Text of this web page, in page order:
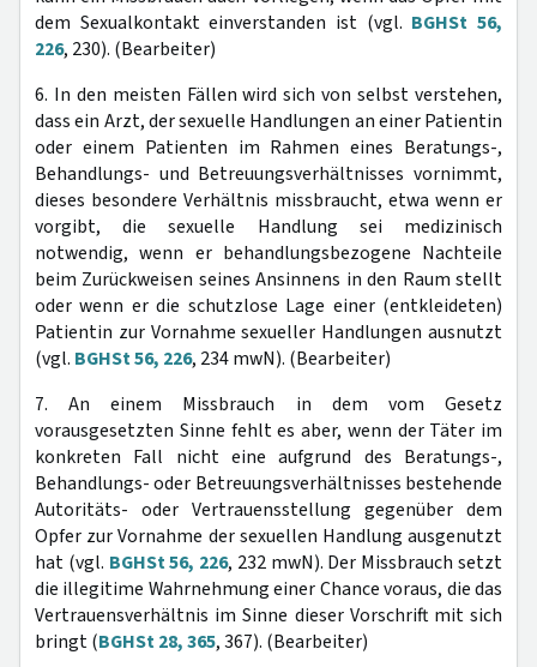
dem Sexualkontakt einverstanden ist (vgl. BGHSt 56,
226, 230). (Bearbeiter)
6. In den meisten Fällen wird sich von selbst verstehen,
dass ein Arzt, der sexuelle Handlungen an einer Patientin
oder einem Patienten im Rahmen eines Beratungs-,
Behandlungs- und Betreuungsverhältnisses vornimmt,
dieses besondere Verhältnis missbraucht, etwa wenn er
vorgibt, die sexuelle Handlung sei medizinisch
notwendig, wenn er behandlungsbezogene Nachteile
beim Zurückweisen seines Ansinnens in den Raum stellt
oder wenn er die schutzlose Lage einer (entkleideten)
Patientin zur Vornahme sexueller Handlungen ausnutzt
(vgl. BGHSt 56, 226, 234 mwN). (Bearbeiter)
7. An einem Missbrauch in dem vom Gesetz
vorausgesetzten Sinne fehlt es aber, wenn der Täter im
konkreten Fall nicht eine aufgrund des Beratungs-,
Behandlungs- oder Betreuungsverhältnisses bestehende
Autoritäts- oder Vertrauensstellung gegenüber dem
Opfer zur Vornahme der sexuellen Handlung ausgenutzt
hat (vgl. BGHSt 56, 226, 232 mwN). Der Missbrauch setzt
die illegitime Wahrnehmung einer Chance voraus, die das
Vertrauensverhältnis im Sinne dieser Vorschrift mit sich
bringt (BGHSt 28, 365, 367). (Bearbeiter)